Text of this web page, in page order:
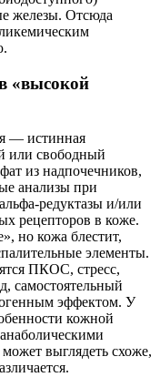
железы. Отсюда
«высокой
— истинная
или свободный
из надпочечников,
анализы при
и/или
рецепторов в коже.
но кожа блестит,
элементы.
ПКОС, стресс,
самостоятельный
эффектом. У
кожной
выглядеть схоже,